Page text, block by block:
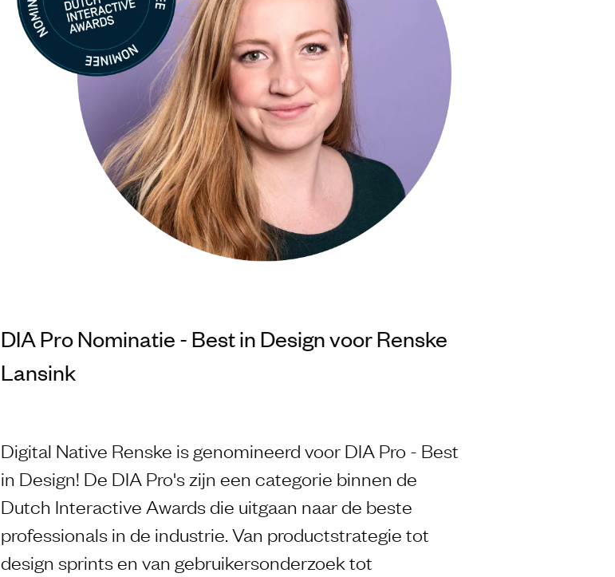
DIA Pro Nominatie - Best in Design voor Renske
Lansink
Digital Native Renske is genomineerd voor DIA Pro - Best
in Design! De DIA Pro's zijn een categorie binnen de
Dutch Interactive Awards die uitgaan naar de beste
professionals in de industrie. Van productstrategie tot
design sprints en van gebruikersonderzoek tot